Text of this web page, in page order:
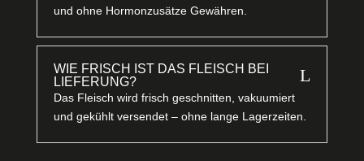
und ohne Hormonzusätze Gewähren.
WIE FRISCH IST DAS FLEISCH BEI
LIEFERUNG?
L
Das Fleisch wird frisch geschnitten, vakuumiert
und gekühlt versendet – ohne lange Lagerzeiten.